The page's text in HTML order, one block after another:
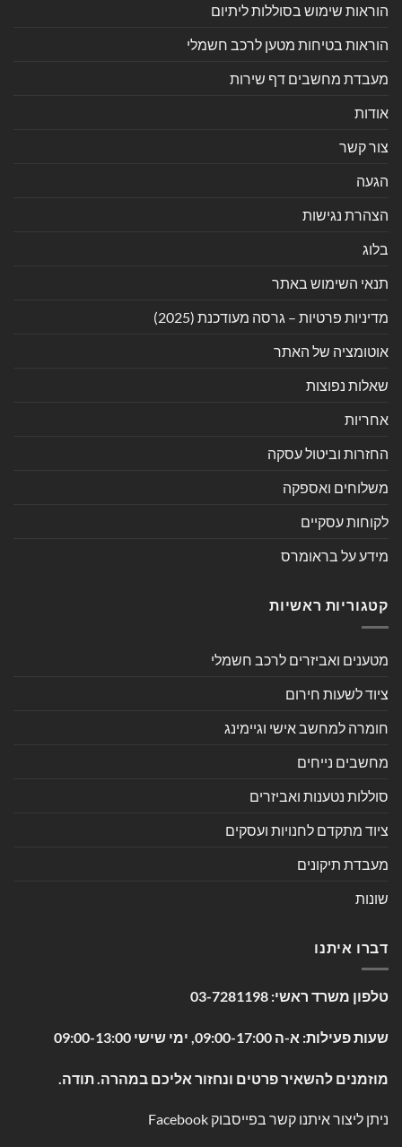
הוראות שימוש בסוללות ליתיום
הוראות בטיחות מטען לרכב חשמלי
מעבדת מחשבים דף שירות
אודות
צור קשר
הגעה
הצהרת נגישות
בלוג
תנאי השימוש באתר
מדיניות פרטיות – גרסה מעודכנת (2025)
אוטומציה של האתר
שאלות נפוצות
אחריות
החזרות וביטול עסקה
משלוחים ואספקה
לקוחות עסקיים
מידע על בראומרס
קטגוריות ראשיות
מטענים ואביזרים לרכב חשמלי
ציוד לשעות חירום
חומרה למחשב אישי וגיימינג
מחשבים נייחים
סוללות נטענות ואביזרים
ציוד מתקדם לחנויות ועסקים
מעבדת תיקונים
שונות
דברו איתנו
טלפון משרד ראשי: 03-7281198
שעות פעילות: א-ה 09:00-17:00, ימי שישי 09:00-13:00
מוזמנים להשאיר פרטים ונחזור אליכם במהרה. תודה.
ניתן ליצור איתנו קשר בפייסבוק Facebook